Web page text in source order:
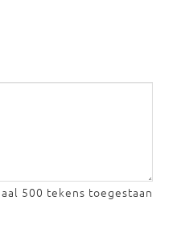
500 tekens toegestaan